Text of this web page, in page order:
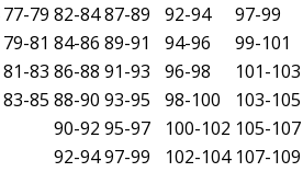
77-79 82-8487-89 92-94
97-99
79-81 84-86 89-91 94-96
99-101
81-83 86-88 91-93 96-98
101-103
83-85 88-90 93-95 98-100
103-105
90-92 95-97 100-102 105-107
92-9497-99 102-104 107-109